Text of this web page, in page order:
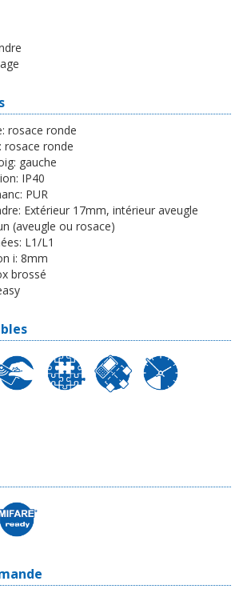
rosace ronde
rosace ronde
gauche
IP40
PUR
Extérieur 17mm, intérieur aveugle
(aveugle ou rosace)
L1/L1
i: 8mm
brossé